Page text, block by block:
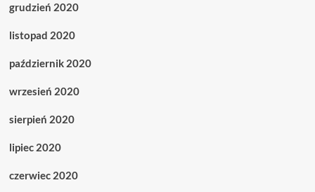
grudzień 2020
listopad 2020
październik 2020
wrzesień 2020
sierpień 2020
lipiec 2020
czerwiec 2020